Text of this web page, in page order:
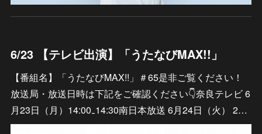
6/23 【テレビ出演】「うたなびMAX!!」
【番組名】「うたなびMAX!!」＃65是非ご覧ください！
放送局・放送日時は下記をご確認ください👇奈良テレビ 6
月23日（月）14:00₋14:30南日本放送 6月24日（火） 2…